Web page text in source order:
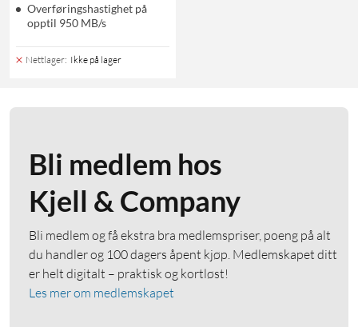
Overføringshastighet på
opptil 950 MB/s
Nettlager: Ikke på lager
Bli medlem hos
Kjell & Company
Bli medlem og få ekstra bra medlemspriser, poeng på alt
du handler og 100 dagers åpent kjøp. Medlemskapet ditt
er helt digitalt – praktisk og kortløst!
Les mer om medlemskapet